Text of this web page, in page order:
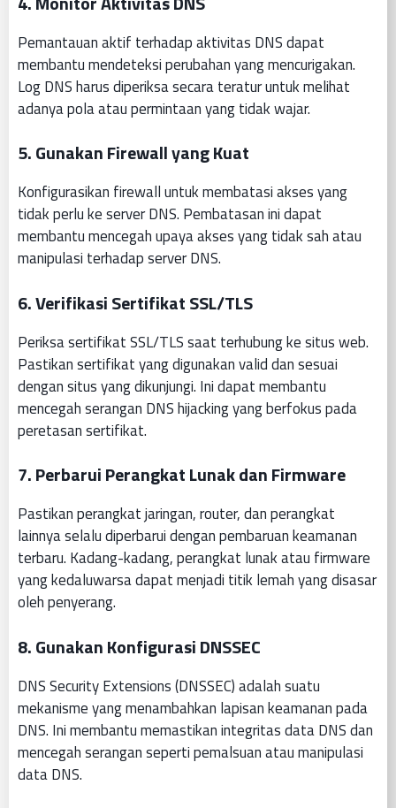
Pemantauan aktif terhadap aktivitas DNS dapat
membantu mendeteksi perubahan yang mencurigakan.
Log DNS harus diperiksa secara teratur untuk melihat
adanya pola atau permintaan yang tidak wajar.
5. Gunakan Firewall yang Kuat
Konfigurasikan firewall untuk membatasi akses yang
tidak perlu ke server DNS. Pembatasan ini dapat
membantu mencegah upaya akses yang tidak sah atau
manipulasi terhadap server DNS.
6. Verifikasi Sertifikat SSL/TLS
Periksa sertifikat SSL/TLS saat terhubung ke situs web.
Pastikan sertifikat yang digunakan valid dan sesuai
dengan situs yang dikunjungi. Ini dapat membantu
mencegah serangan DNS hijacking yang berfokus pada
peretasan sertifikat.
7. Perbarui Perangkat Lunak dan Firmware
Pastikan perangkat jaringan, router, dan perangkat
lainnya selalu diperbarui dengan pembaruan keamanan
terbaru. Kadang-kadang, perangkat lunak atau firmware
yang kedaluwarsa dapat menjadi titik lemah yang disasar
oleh penyerang.
8. Gunakan Konfigurasi DNSSEC
DNS Security Extensions (DNSSEC) adalah suatu
mekanisme yang menambahkan lapisan keamanan pada
DNS. Ini membantu memastikan integritas data DNS dan
mencegah serangan seperti pemalsuan atau manipulasi
data DNS.